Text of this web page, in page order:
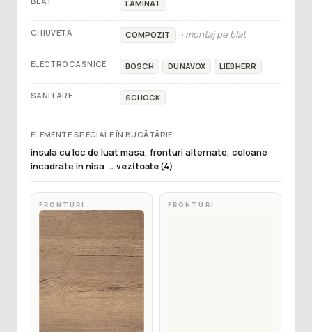
LAMINAT
CHIUVETĂ COMPOZIT · montaj pe blat
ELECTROCASNICE BOSCH DUNAVOX LIEBHERR
SANITARE SCHOCK
ELEMENTE SPECIALE ÎN BUCĂTĂRIE
insula cu loc de luat masa, fronturi alternate, coloane
incadrate in nisa … vezi toate (4)
FRONTURI FRONTURI